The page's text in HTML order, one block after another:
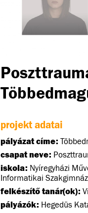
projekt adatai
pályázat címe:
csapat neve:
iskola: Nyíregyházi
Informatikai
felkészítő tanár(ok):
pályázók: Hegedüs